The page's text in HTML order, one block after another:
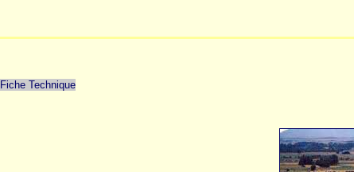
Fiche Technique